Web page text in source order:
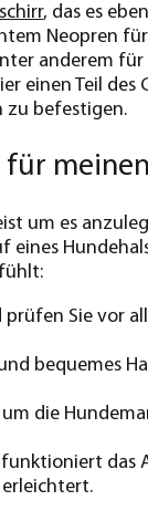
, das es
Neopren
anderem für
einen Teil
zu befestigen.
um es
eines
Sie vor
bequemes
die
das
erleichtert.